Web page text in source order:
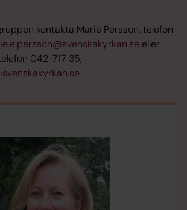
kontakta Marie Persson, telefon
eller
042-717 35,